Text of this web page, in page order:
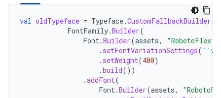
val oldTypeface = Typeface.CustomFallbackBuilder(
FontFamily.Builder(
Font.Builder(assets,
. setFontVariationSettings(
. setWeight(400)
.build())
.addFont(
Font.Builder(assets,